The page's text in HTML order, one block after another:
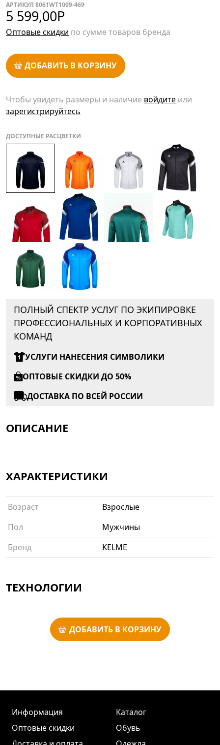
АРТИКУЛ 8061WT1009-469
5 599,00Р
Оптовые скидки по сумме товаров бренда
ДОБАВИТЬ В КОРЗИНУ
Чтобы увидеть размеры и наличие войдите или
зарегистрируйтесь
ДОСТУПНЫЕ РАСЦВЕТКИ
ПОЛНЫЙ СПЕКТР УСЛУГ ПО ЭКИПИРОВКЕ
ПРОФЕССИОНАЛЬНЫХ И КОРПОРАТИВНЫХ
КОМАНД
УСЛУГИ НАНЕСЕНИЯ СИМВОЛИКИ
ОПТОВЫЕ СКИДКИ ДО 50%
ДОСТАВКА ПО ВСЕЙ РОССИИ
ОПИСАНИЕ
ХАРАКТЕРИСТИКИ
Возраст
Взрослые
Пол
Мужчины
Бренд
KELME
ТЕХНОЛОГИИ
ДОБАВИТЬ В КОРЗИНУ
Информация
Оптовые скидки
Каталог
Обувь